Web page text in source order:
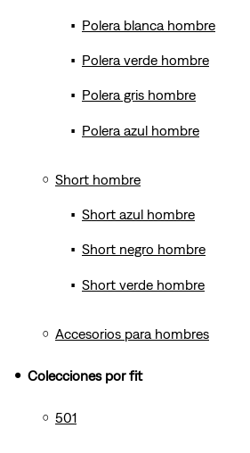
Polera blanca hombre
Polera verde hombre
Polera gris hombre
Polera azul hombre
Short hombre
Short azul hombre
Short negro hombre
Short verde hombre
Accesorios para hombres
Colecciones por fit
501